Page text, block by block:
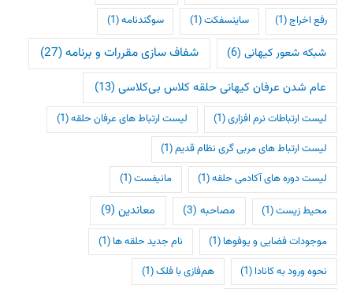
رفع اخراج(1) ساینسفکت(1) سوگندنامه(1)
شبکه شعور کیهانی(6) شفاف سازی مقررات و برنامه(27)
عام شدن عرفان کیهانی حلقه کلاس بی‌کلاسی (13)
لیست ارتباطات نرم افزاری(1) لیست ارتباط های عرفان حلقه(1)
لیست ارتباط های مربی گری نظام قدیم(1)
لیست دوره های آکادمی حلقه(1) مانیفست(1)
محیط زیست(1) مصاحبه(3) معاندین(9)
موجودات فضایی و یوفوها (1) نام جدید حلقه ها (1)
نحوه ورود به کانادا (1) هم‌فازی با فلک(1)